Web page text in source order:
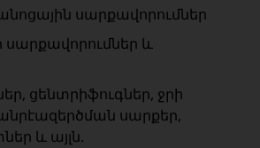
սարքավորումներ
և
ցենտրիֆուգներ, ջրի
սարքեր,
և այլն.